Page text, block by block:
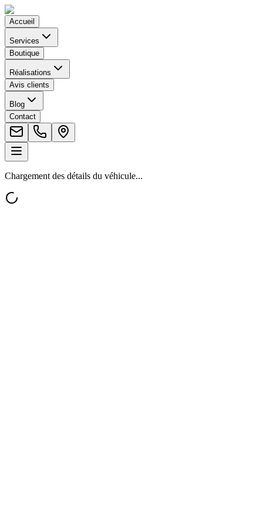
Accueil
Services
Boutique
Réalisations
Avis clients
Blog
Contact
Chargement des détails du véhicule...